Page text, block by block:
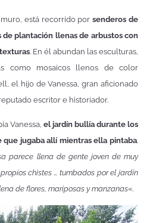
está recorrido porsenderos de
de plantación llenas de arbustos con
. En él abundan las esculturas,
como mosaicos llenos de color
el hijo de Vanessa, gran aficionado
escritor e historiador.
Vanessa, el jardín bullía durante los
jugaba allí mientras ella pintaba.
parece llena de gente joven de muy
chistes … tumbados por el jardín
de flores, mariposas y manzanas«.